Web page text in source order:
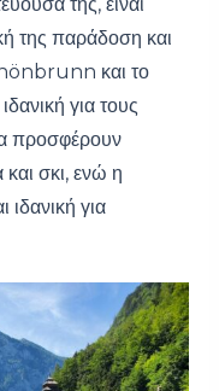
της, είναι
της παράδοση και
και το
για τους
προσφέρουν
και σκι, ενώ η
για